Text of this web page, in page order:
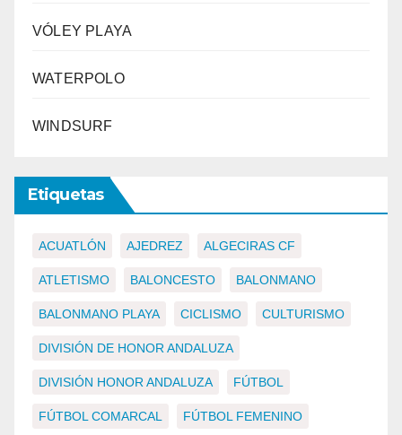
VÓLEY PLAYA
WATERPOLO
WINDSURF
Etiquetas
ACUATLÓN AJEDREZ ALGECIRAS CF
ATLETISMO BALONCESTO BALONMANO
BALONMANO PLAYA CICLISMO CULTURISMO
DIVISIÓN DE HONOR ANDALUZA
DIVISIÓN HONOR ANDALUZA FÚTBOL
FÚTBOL COMARCAL FÚTBOL FEMENINO